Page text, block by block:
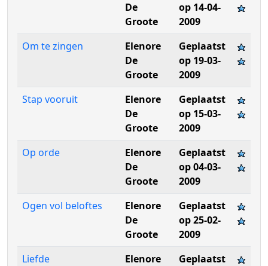
De
Groote
op 14-04-
2009
Om te zingen
Elenore
De
Groote
Geplaatst
op 19-03-
2009
Stap vooruit
Elenore
De
Groote
Geplaatst
op 15-03-
2009
Op orde
Elenore
De
Groote
Geplaatst
op 04-03-
2009
Ogen vol beloftes
Elenore
De
Groote
Geplaatst
op 25-02-
2009
Liefde
Elenore
Geplaatst